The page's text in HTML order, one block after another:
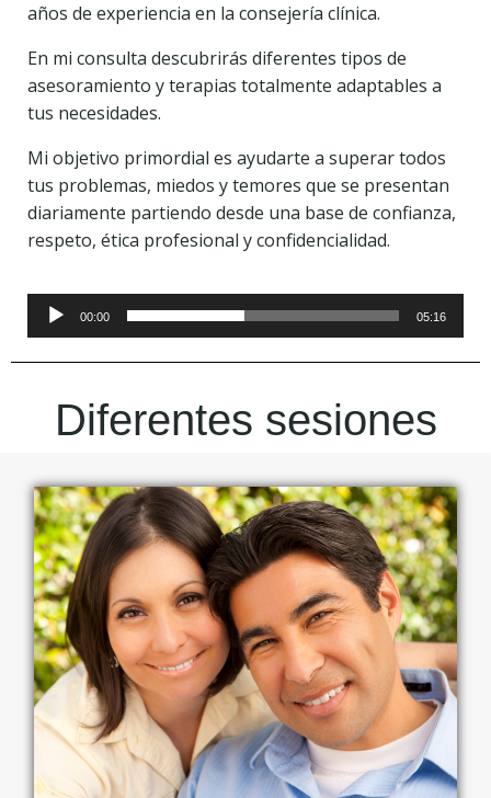
años de experiencia en la consejería clínica.
En mi consulta descubrirás diferentes tipos de
asesoramiento y terapias totalmente adaptables a
tus necesidades.
Mi objetivo primordial es ayudarte a superar todos
tus problemas, miedos y temores que se presentan
diariamente partiendo desde una base de confianza,
respeto, ética profesional y confidencialidad.
Reproductor
de
audio
00:00 05:16
Diferentes sesiones